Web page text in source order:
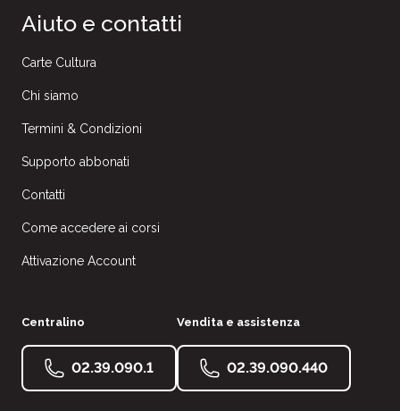
Aiuto e contatti
Carte Cultura
Chi siamo
Termini & Condizioni
Supporto abbonati
Contatti
Come accedere ai corsi
Attivazione Account
Centralino
02.39.090.1
Vendita e assistenza
02.39.090.440